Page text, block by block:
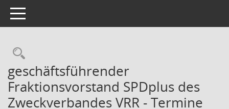
Toggle navigation
Rechercheauswahl
geschäftsführender
Fraktionsvorstand SPDplus des
Zweckverbandes VRR - Termine